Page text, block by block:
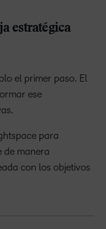
estratégica
el primer paso. El
ese
para
de manera
con los objetivos